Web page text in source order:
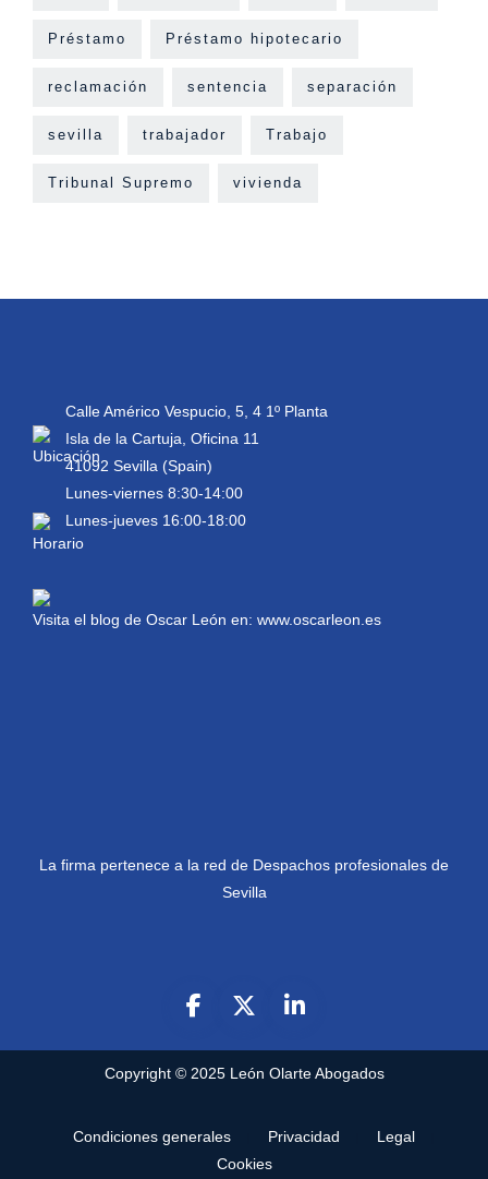
Préstamo Préstamo hipotecario
reclamación sentencia separación
sevilla trabajador Trabajo
Tribunal Supremo vivienda
Calle Américo Vespucio, 5, 4 1º Planta
Isla de la Cartuja, Oficina 11
41092 Sevilla (Spain)
Lunes-viernes 8:30-14:00
Lunes-jueves 16:00-18:00
Visita el blog de Oscar León en: www.oscarleon.es
La firma pertenece a la red de Despachos profesionales de
Sevilla
Copyright © 2025 León Olarte Abogados
Condiciones generales Privacidad
Legal
Cookies